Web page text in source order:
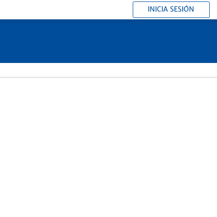
INICIA SESIÓN